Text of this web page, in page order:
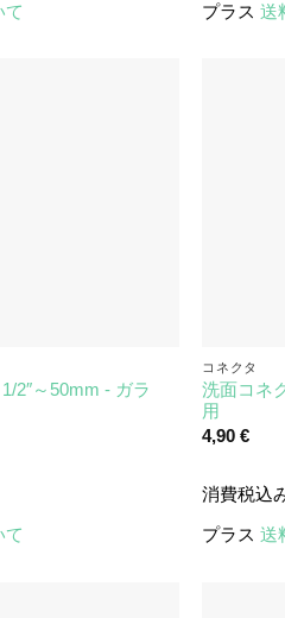
て プラス送
2″～50mm - ガラ
て
コネクタ
洗面コネ
用
4,90€
消費税込
プラス送